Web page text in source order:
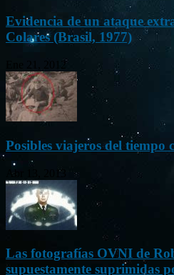
Evidencia de un ataque
Colares (Brasil, 1977)
Ene 21, 2012
Posibles viajeros del tiempo
Abr 13, 2013
Las fotografías OVNI de
supuestamente suprimidas